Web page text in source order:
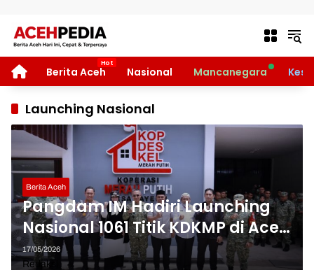
HOMEBerita Aceh Nasional Mancanegara
Launching Nasional
Berita Aceh
Pangdam IM Hadiri Launching
Nasional 1061 Titik KDKMP di Aceh
Besar
17/05/2026
Redaksi